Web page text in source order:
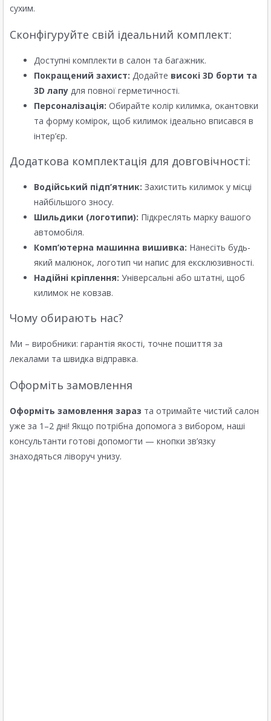
сухим.
Сконфігуруйте свій ідеальний комплект:
Доступні комплекти в салон та багажник.
Покращений захист: Додайте високі 3D борти та
3D лапу для повної герметичності.
Персоналізація: Обирайте колір килимка, окантовки
та форму комірок, щоб килимок ідеально вписався в
інтер’єр.
Додаткова комплектація для довговічності:
Водійський підп’ятник: Захистить килимок у місці
найбільшого зносу.
Шильдики (логотипи): Підкреслять марку вашого
автомобіля.
Комп’ютерна машинна вишивка: Нанесіть будь-
який малюнок, логотип чи напис для ексклюзивності.
Надійні кріплення: Універсальні або штатні, щоб
килимок не ковзав.
Чому обирають нас?
Ми – виробники: гарантія якості, точне пошиття за
лекалами та швидка відправка.
Оформіть замовлення
Оформіть замовлення зараз та отримайте чистий салон
уже за 1–2 дні! Якщо потрібна допомога з вибором, наші
консультанти готові допомогти — кнопки зв’язку
знаходяться ліворуч унизу.